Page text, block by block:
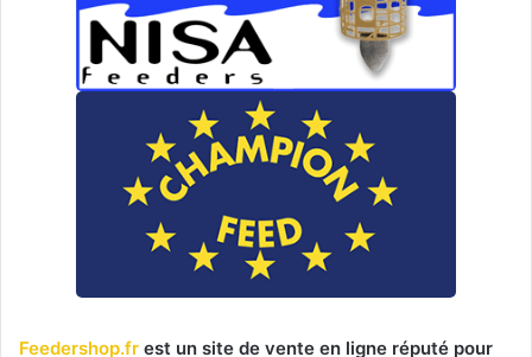
Feedershop.fr est un site de vente en ligne réputé pour